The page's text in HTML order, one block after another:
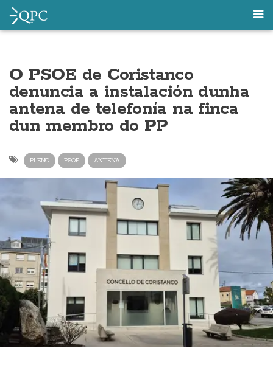
O PSOE de Coristanco
denuncia a instalación dunha
antena de telefonía na finca
dun membro do PP
PLENO PSOE ANTENA